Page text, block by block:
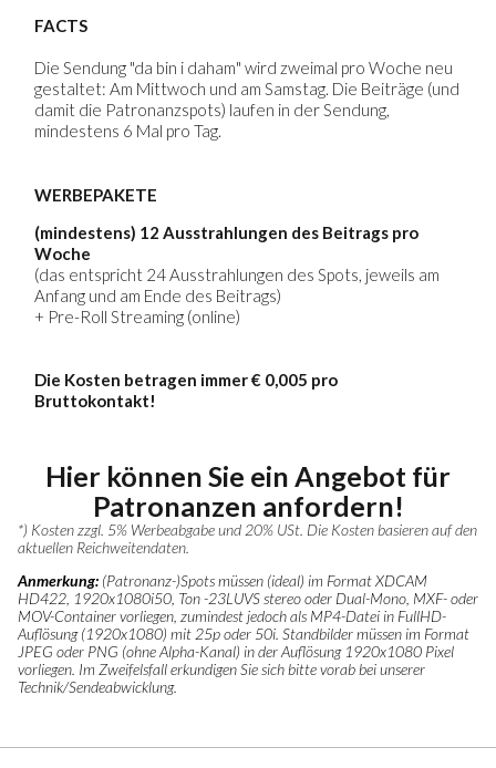
FACTS
Die Sendung "da bin i daham" wird zweimal pro Woche neu
gestaltet: Am Mittwoch und am Samstag. Die Beiträge (und
damit die Patronanzspots) laufen in der Sendung,
mindestens 6 Mal pro Tag.
WERBEPAKETE
(mindestens) 12 Ausstrahlungen des Beitrags pro
Woche
(das entspricht 24 Ausstrahlungen des Spots, jeweils am
Anfang und am Ende des Beitrags)
+ Pre-Roll Streaming (online)
Die Kosten betragen immer € 0,005 pro
Bruttokontakt!
Hier können Sie ein Angebot für
Patronanzen anfordern!
*) Kosten zzgl. 5% Werbeabgabe und 20% USt. Die Kosten basieren auf den
aktuellen Reichweitendaten.
Anmerkung: (Patronanz-)Spots müssen (ideal) im Format XDCAM
HD422, 1920x1080i50, Ton -23LUVS stereo oder Dual-Mono, MXF- oder
MOV-Container vorliegen, zumindest jedoch als MP4-Datei in FullHD-
Auflösung (1920x1080) mit 25p oder 50i. Standbilder müssen im Format
JPEG oder PNG (ohne Alpha-Kanal) in der Auflösung 1920x1080 Pixel
vorliegen. Im Zweifelsfall erkundigen Sie sich bitte vorab bei unserer
Technik/Sendeabwicklung.